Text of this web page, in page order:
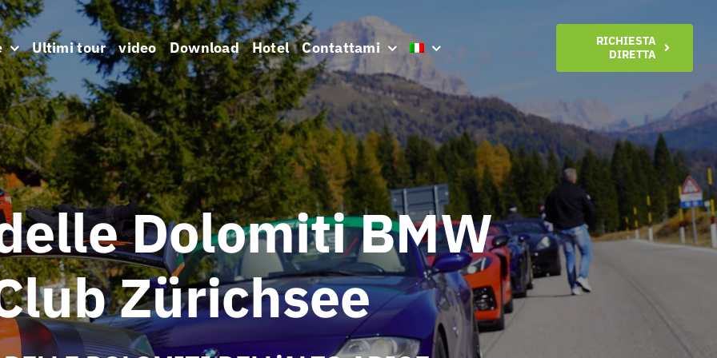
Ultimi tour video Download Hotel Contattami
RICHIESTA
DIRETTA
Dolomiti BMW
Zürichsee